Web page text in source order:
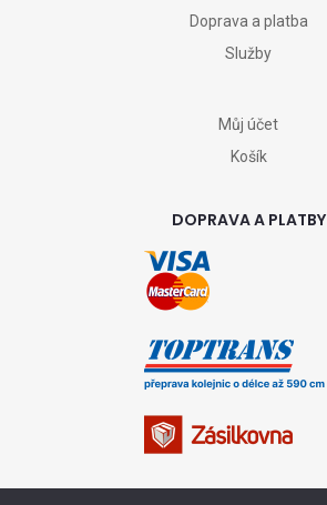
Doprava a platba
Služby
Můj účet
Košík
DOPRAVA A PLATBY